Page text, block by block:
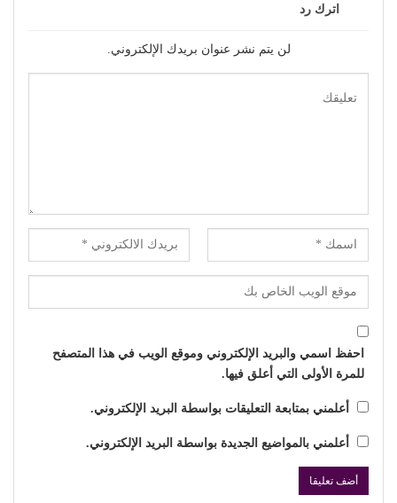
اترك رد
لن يتم نشر عنوان بريدك الإلكتروني.
احفظ اسمي والبريد الإلكتروني وموقع الويب في هذا المتصفح
للمرة الأولى التي أعلق فيها.
أعلمني بمتابعة التعليقات بواسطة البريد الإلكتروني.
أعلمني بالمواضيع الجديدة بواسطة البريد الإلكتروني.